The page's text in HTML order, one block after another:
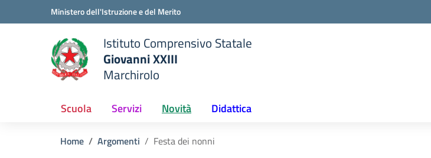
Vai ai contenuti
Vai al menu di navigazioneMinistero dell'Istruzione e del Merito
scuola
Istituto Comprensivo Statale
Giovanni XXIII
Marchirolo
Scuola Servizi Novità Didattica
Home Argomenti Festa dei nonni